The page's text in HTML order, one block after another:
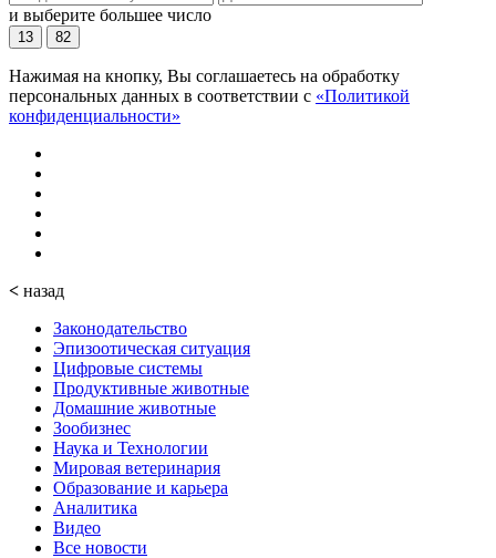
и выберите большее число
13 82
Нажимая на кнопку, Вы соглашаетесь на обработку
персональных данных в соответствии с «Политикой
конфиденциальности»
< назад
Законодательство
Эпизоотическая ситуация
Цифровые системы
Продуктивные животные
Домашние животные
Зообизнес
Наука и Технологии
Мировая ветеринария
Образование и карьера
Аналитика
Видео
Все новости